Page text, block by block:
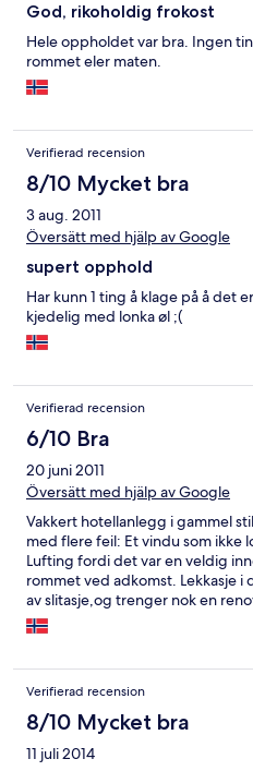
God, rikoholdig frokost
Hele oppholdet var bra. Ingen
rommet eler maten.
Verifierad recension
8/10 Mycket bra
3 aug. 2011
Översätt med hjälp av Google
supert opphold
Har kunn 1 ting å klage på å det
kjedelig med lonka øl ;(
Verifierad recension
6/10 Bra
20 juni 2011
Översätt med hjälp av Google
Vakkert hotellanlegg i gammel
med flere feil: Et vindu som ikke
Lufting fordi det var en veldig
rommet ved adkomst. Lekkasje
av slitasje,og trenger nok en
forhold til romstandarden, synes
Verifierad recension
8/10 Mycket bra
11 juli 2014